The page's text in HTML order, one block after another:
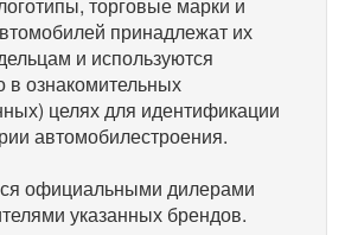
принадлежат их
и используются
в ознакомительных
целях для идентификации
автомобилестроения.
официальными дилерами
указанных брендов.